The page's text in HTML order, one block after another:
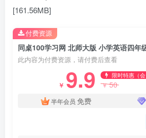
[161.56MB]
此内容为付费资源，请付费后查看
￥ 9.9 限时特惠（会
￥50
半年会员 免费
付费资源